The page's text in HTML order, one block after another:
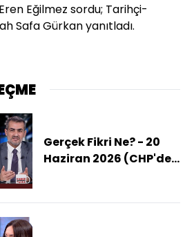
Eğilmez sordu; Tarihçi-
Safa Gürkan yanıtladı.
Gerçek Fikri Ne? - 20
Haziran 2026 (CHP'de